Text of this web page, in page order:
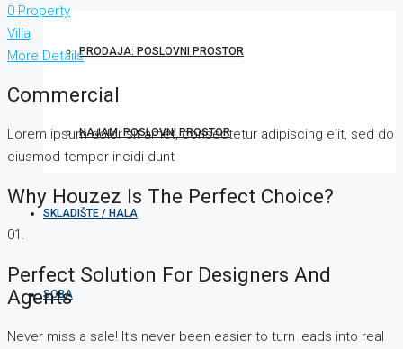
PRODAJA: POSLOVNI PROSTOR
NAJAM: POSLOVNI PROSTOR
SKLADIŠTE / HALA
SOBA
0 Property
Villa
More Details
Commercial
Lorem ipsum dolor sit amet, consectetur adipiscing elit, sed do
eiusmod tempor incidi dunt
Why Houzez Is The Perfect Choice?
01.
Perfect Solution For Designers And
Agents
Never miss a sale! It's never been easier to turn leads into real